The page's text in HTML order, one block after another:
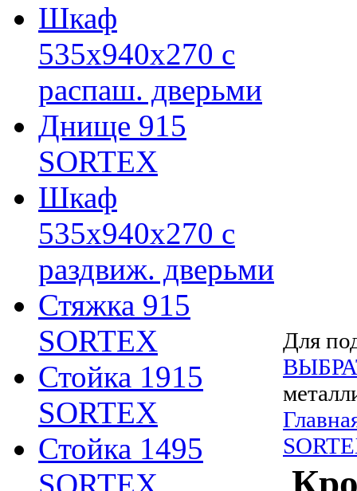
Шкаф
535х940х270 с
распаш. дверьми
Днище 915
SORTEX
Шкаф
535х940х270 с
раздвиж. дверьми
Стяжка 915
SORTEX
Стойка 1915
SORTEX
Стойка 1495
Для